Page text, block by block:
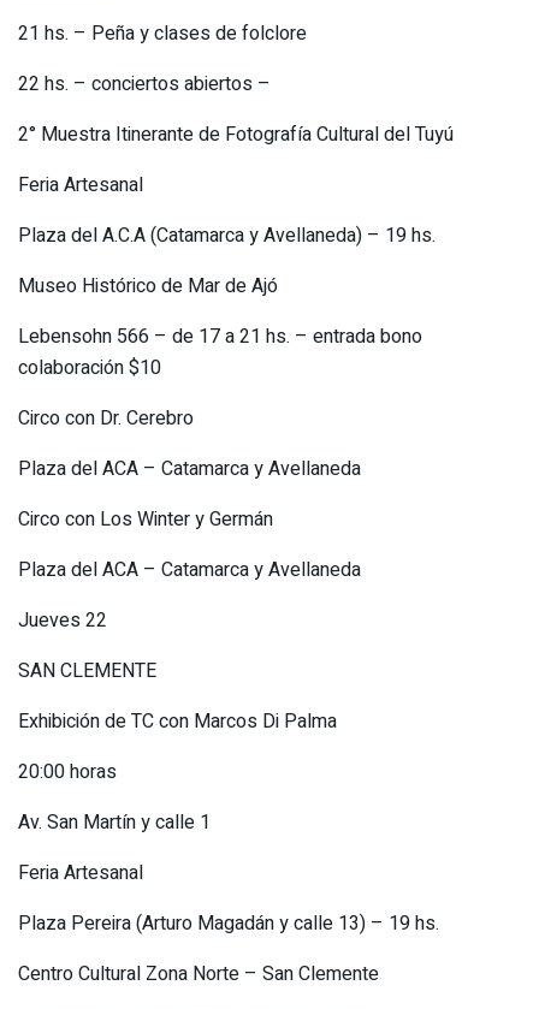
21 hs. – Peña y clases de folclore
22 hs. – conciertos abiertos –
2° Muestra Itinerante de Fotografía Cultural del Tuyú
Feria Artesanal
Plaza del A.C.A (Catamarca y Avellaneda) – 19 hs.
Museo Histórico de Mar de Ajó
Lebensohn 566 – de 17 a 21 hs. – entrada bono
colaboración $10
Circo con Dr. Cerebro
Plaza del ACA – Catamarca y Avellaneda
Circo con Los Winter y Germán
Plaza del ACA – Catamarca y Avellaneda
Jueves 22
SAN CLEMENTE
Exhibición de TC con Marcos Di Palma
20:00 horas
Av. San Martín y calle 1
Feria Artesanal
Plaza Pereira (Arturo Magadán y calle 13) – 19 hs.
Centro Cultural Zona Norte – San Clemente